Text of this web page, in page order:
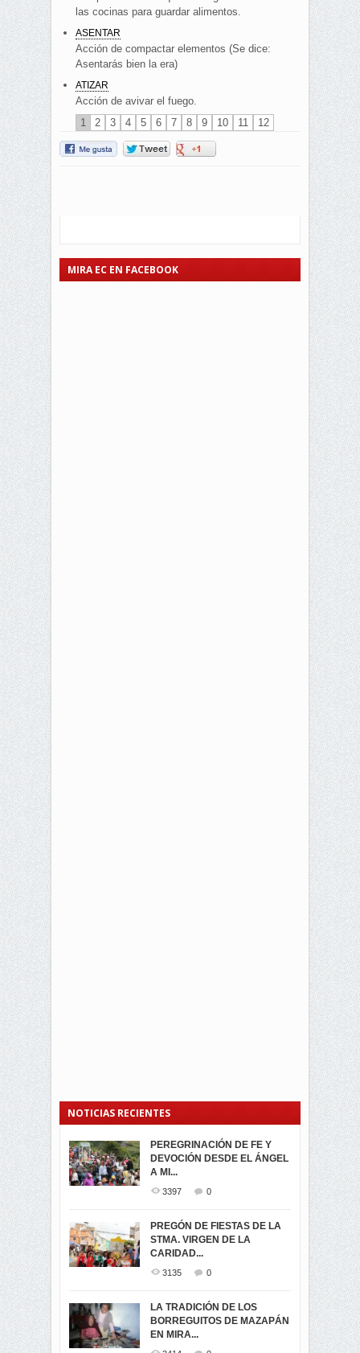
las cocinas para guardar alimentos.
ASENTAR
Acción de compactar elementos (Se dice:
Asentarás bien la era)
ATIZAR
Acción de avivar el fuego.
1
2 3 4 5 6 7 8 9 10 11 12
MIRA EC EN FACEBOOK
NOTICIAS RECIENTES
PEREGRINACIÓN DE FE Y
DEVOCIÓN DESDE EL ÁNGEL
A MI...
3397 0
PREGÓN DE FIESTAS DE LA
STMA. VIRGEN DE LA
CARIDAD...
3135 0
LA TRADICIÓN DE LOS
BORREGUITOS DE MAZAPÁN
EN MIRA...
PROCESIÓN DE LA VIRGEN
DE LA CARIDAD 2024
3062
-ENCENDIDO DEL ARBOL DE
...
MIRA
3441
SEGUNDA VUELTA
ELECCIONES
PRESIDENCIALES 2023 EN
M...
ELECCION CRUCIAL:
SEGUNDA VUELTA
PRESIDENCIAL EL 1...
VIRTUALES ASAMBLEISTAS
POR LA PROVINCIA DEL
CARCHI...